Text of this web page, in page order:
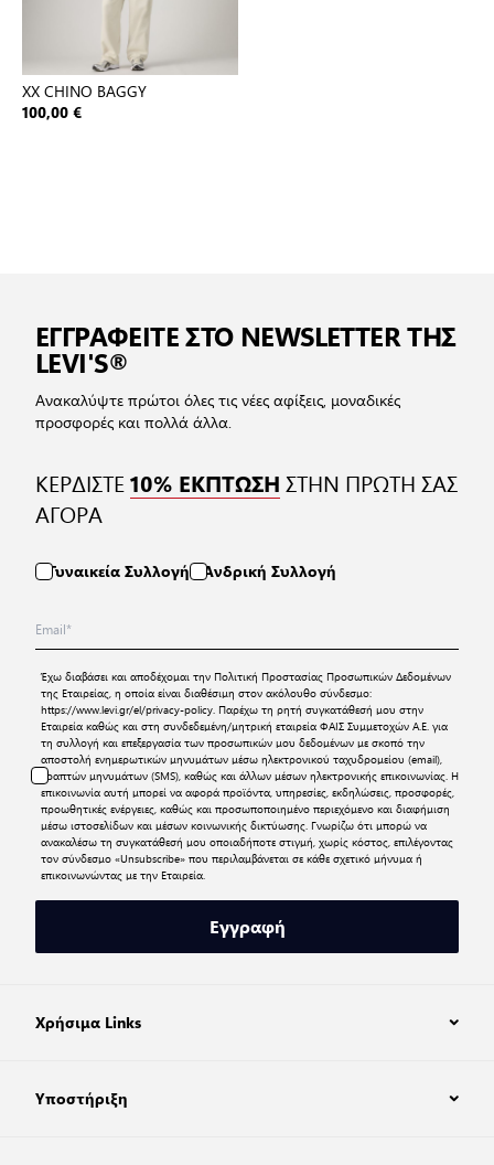
XX CHINO BAGGY
100,00 €
ΕΓΓΡΑΦΕΙΤΕ ΣΤΟ NEWSLETTER ΤΗΣ
LEVI'S®
Ανακαλύψτε πρώτοι όλες τις νέες αφίξεις, μοναδικές
προσφορές και πολλά άλλα.
ΚΕΡΔΙΣΤΕ10% ΕΚΠΤΩΣΗ ΣΤΗΝ ΠΡΩΤΗ ΣΑΣ
ΑΓΟΡΑ
Γυναικεία Συλλογή Ανδρική Συλλογή
Έχω διαβάσει και αποδέχομαι την Πολιτική Προστασίας Προσωπικών Δεδομένων
της Εταιρείας, η οποία είναι διαθέσιμη στον ακόλουθο σύνδεσμο:
https://www.levi.gr/el/privacy-policy. Παρέχω τη ρητή συγκατάθεσή μου στην
Εταιρεία καθώς και στη συνδεδεμένη/μητρική εταιρεία ΦΑΙΣ Συμμετοχών Α.Ε. για
τη συλλογή και επεξεργασία των προσωπικών μου δεδομένων με σκοπό την
αποστολή ενημερωτικών μηνυμάτων μέσω ηλεκτρονικού ταχυδρομείου (email),
γραπτών μηνυμάτων (SMS), καθώς και άλλων μέσων ηλεκτρονικής επικοινωνίας. Η
επικοινωνία αυτή μπορεί να αφορά προϊόντα, υπηρεσίες, εκδηλώσεις, προσφορές,
προωθητικές ενέργειες, καθώς και προσωποποιημένο περιεχόμενο και διαφήμιση
μέσω ιστοσελίδων και μέσων κοινωνικής δικτύωσης. Γνωρίζω ότι μπορώ να
ανακαλέσω τη συγκατάθεσή μου οποιαδήποτε στιγμή, χωρίς κόστος, επιλέγοντας
τον σύνδεσμο «Unsubscribe» που περιλαμβάνεται σε κάθε σχετικό μήνυμα ή
επικοινωνώντας με την Εταιρεία.
Εγγραφή
Χρήσιμα Links
Υποστήριξη